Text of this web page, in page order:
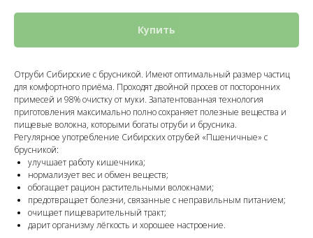
Купить
Отруби Сибирские с брусникой. Имеют оптимальный размер частиц
для комфортного приёма. Проходят двойной просев от посторонних
примесей и 98% очистку от муки. Запатентованная технология
приготовления максимально полно сохраняет полезные вещества и
пищевые волокна, которыми богаты отруби и брусника.
Регулярное употребление Сибирских отрубей «Пшеничные» с
брусникой:
улучшает работу кишечника;
нормализует вес и обмен веществ;
обогащает рацион растительными волокнами;
предотвращает болезни, связанные с неправильным питанием;
очищает пищеварительный тракт;
дарит организму лёгкость и хорошее настроение.